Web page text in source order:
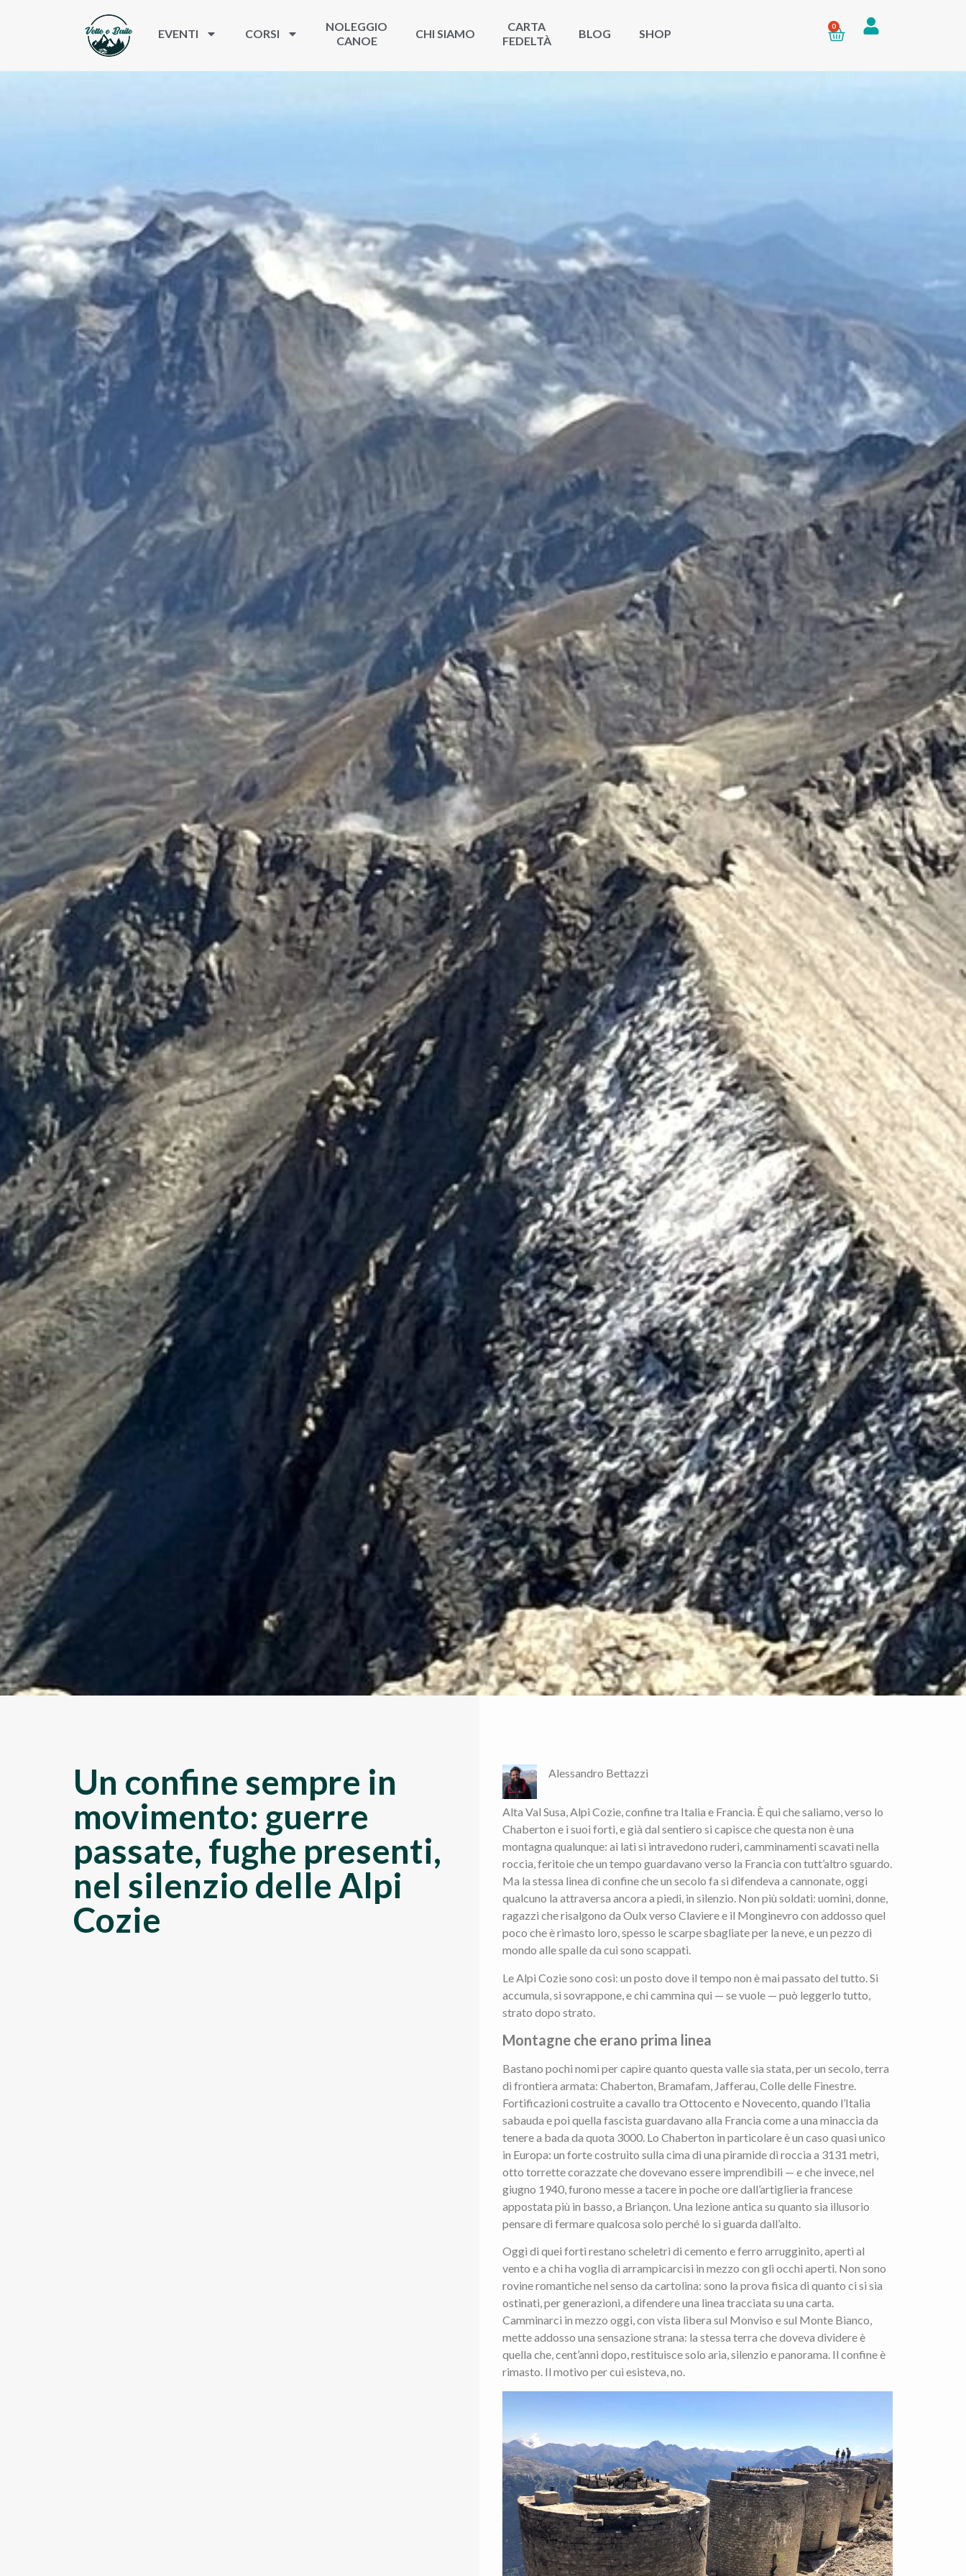
EVENTI CORSI
NOLEGGIO
CANOE
CHI SIAMO
CARTA
FEDELTÀ
BLOG SHOP
0
Un confine sempre in
movimento: guerre
passate, fughe presenti,
nel silenzio delle Alpi
Cozie
Alessandro Bettazzi
Alta Val Susa, Alpi Cozie, confine tra Italia e Francia. È qui che saliamo, verso lo
Chaberton e i suoi forti, e già dal sentiero si capisce che questa non è una
montagna qualunque: ai lati si intravedono ruderi, camminamenti scavati nella
roccia, feritoie che un tempo guardavano verso la Francia con tutt’altro sguardo.
Ma la stessa linea di confine che un secolo fa si difendeva a cannonate, oggi
qualcuno la attraversa ancora a piedi, in silenzio. Non più soldati: uomini, donne,
ragazzi che risalgono da Oulx verso Claviere e il Monginevro con addosso quel
poco che è rimasto loro, spesso le scarpe sbagliate per la neve, e un pezzo di
mondo alle spalle da cui sono scappati.
Le Alpi Cozie sono così: un posto dove il tempo non è mai passato del tutto. Si
accumula, si sovrappone, e chi cammina qui — se vuole — può leggerlo tutto,
strato dopo strato.
Montagne che erano prima linea
Bastano pochi nomi per capire quanto questa valle sia stata, per un secolo, terra
di frontiera armata: Chaberton, Bramafam, Jafferau, Colle delle Finestre.
Fortificazioni costruite a cavallo tra Ottocento e Novecento, quando l’Italia
sabauda e poi quella fascista guardavano alla Francia come a una minaccia da
tenere a bada da quota 3000. Lo Chaberton in particolare è un caso quasi unico
in Europa: un forte costruito sulla cima di una piramide di roccia a 3131 metri,
otto torrette corazzate che dovevano essere imprendibili — e che invece, nel
giugno 1940, furono messe a tacere in poche ore dall’artiglieria francese
appostata più in basso, a Briançon. Una lezione antica su quanto sia illusorio
pensare di fermare qualcosa solo perché lo si guarda dall’alto.
Oggi di quei forti restano scheletri di cemento e ferro arrugginito, aperti al
vento e a chi ha voglia di arrampicarcisi in mezzo con gli occhi aperti. Non sono
rovine romantiche nel senso da cartolina: sono la prova fisica di quanto ci si sia
ostinati, per generazioni, a difendere una linea tracciata su una carta.
Camminarci in mezzo oggi, con vista libera sul Monviso e sul Monte Bianco,
mette addosso una sensazione strana: la stessa terra che doveva dividere è
quella che, cent’anni dopo, restituisce solo aria, silenzio e panorama. Il confine è
rimasto. Il motivo per cui esisteva, no.